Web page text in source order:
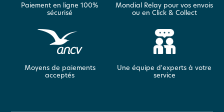
Paiement en ligne 100%
sécurisé
Mondial Relay pour vos envois
ou en Click & Collect
Moyens de paiements
acceptés
Une équipe d'experts à votre
service